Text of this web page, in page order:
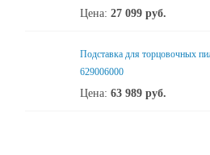
Цена: 27 099 руб.
Подставка для торцовочных
629006000
Цена: 63 989 руб.